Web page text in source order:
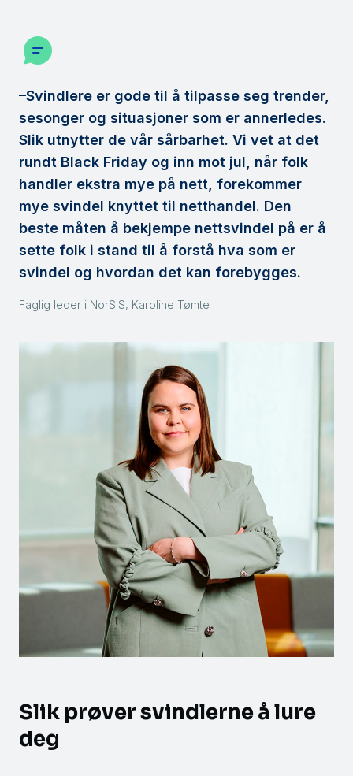
–Svindlere er gode til å tilpasse seg trender,
sesonger og situasjoner som er annerledes.
Slik utnytter de vår sårbarhet. Vi vet at det
rundt Black Friday og inn mot jul, når folk
handler ekstra mye på nett, forekommer
mye svindel knyttet til netthandel. Den
beste måten å bekjempe nettsvindel på er å
sette folk i stand til å forstå hva som er
svindel og hvordan det kan forebygges.
Faglig leder i NorSIS, Karoline Tømte
Slik prøver svindlerne å lure
deg